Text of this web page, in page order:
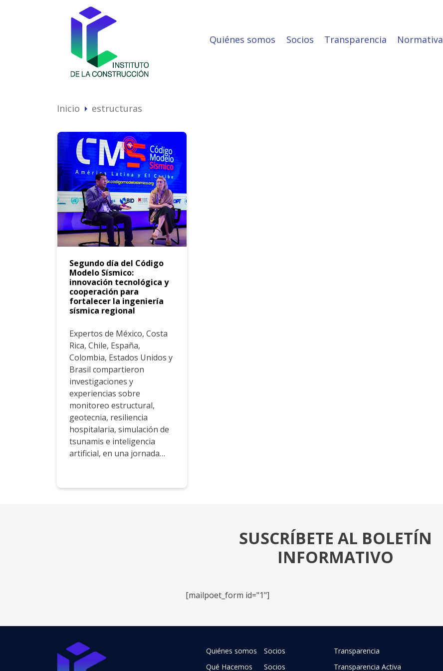
Quiénes somos Socios Transparencia Normativa
Inicio arrow_right estructuras
Segundo día del Código
Modelo Sísmico:
innovación tecnológica y
cooperación para
fortalecer la ingeniería
sísmica regional
Expertos de México, Costa
Rica, Chile, España,
Colombia, Estados Unidos y
Brasil compartieron
investigaciones y
experiencias sobre
monitoreo estructural,
geotecnia, resiliencia
hospitalaria, simulación de
tsunamis e inteligencia
artificial, en una jornada…
SUSCRÍBETE AL BOLETÍN
INFORMATIVO
[mailpoet_form id="1"]
Quiénes somos
Qué Hacemos
Socios
Socios
Transparencia
Transparencia Activa